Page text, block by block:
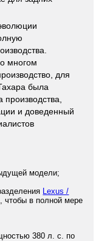
многом
для
была
и доведенный
модели;
Lexus /
чтобы в полной мере
380 л. с. по